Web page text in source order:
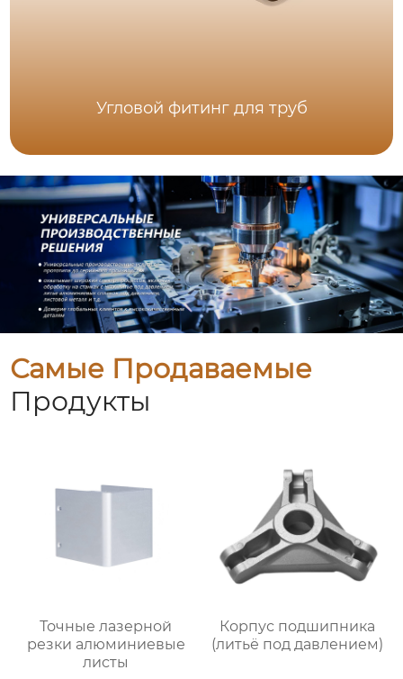
Угловой фитинг для труб
Самые Продаваемые
Продукты
Точные лазерной
резки алюминиевые
листы
Корпус подшипника
(литьё под давлением)